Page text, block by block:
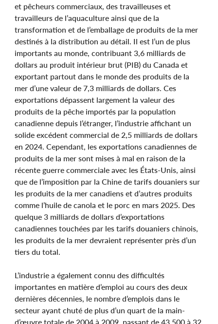
et pêcheurs commerciaux, des travailleuses et
travailleurs de l’aquaculture ainsi que de la
transformation et de l’emballage de produits de la mer
destinés à la distribution au détail. Il est l’un de plus
importants au monde, contribuant 3,6 milliards de
dollars au produit intérieur brut (PIB) du Canada et
exportant partout dans le monde des produits de la
mer d’une valeur de 7,3 milliards de dollars. Ces
exportations dépassent largement la valeur des
produits de la pêche importés par la population
canadienne depuis l’étranger, l’industrie affichant un
solide excédent commercial de 2,5 milliards de dollars
en 2024. Cependant, les exportations canadiennes de
produits de la mer sont mises à mal en raison de la
récente guerre commerciale avec les États-Unis, ainsi
que de l’imposition par la Chine de tarifs douaniers sur
les produits de la mer canadiens et d’autres produits
comme l’huile de canola et le porc en mars 2025. Des
quelque 3 milliards de dollars d’exportations
canadiennes touchées par les tarifs douaniers chinois,
les produits de la mer devraient représenter près d’un
tiers du total.
L’industrie a également connu des difficultés
importantes en matière d’emploi au cours des deux
dernières décennies, le nombre d’emplois dans le
secteur ayant chuté de plus d’un quart de la main-
d’œuvre totale de 2004 à 2009, passant de 43 500 à 32